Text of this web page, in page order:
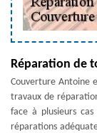
Réparation de
Couverture Antoine
travaux de
face à plusieurs
réparations